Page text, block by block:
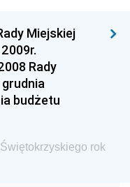
Miar
i Rozwoju Wsi
Narodowej i
i Nauki
Narodowej
Morskiej
Miejskiej
Rady
budżetu
rok